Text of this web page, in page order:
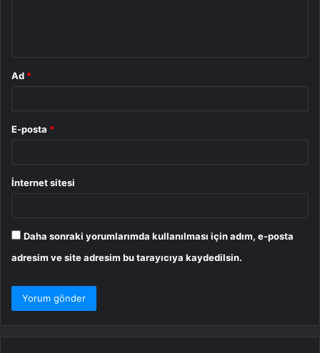
Ad *
E-posta *
İnternet sitesi
Daha sonraki yorumlarımda kullanılması için adım, e-posta
adresim ve site adresim bu tarayıcıya kaydedilsin.